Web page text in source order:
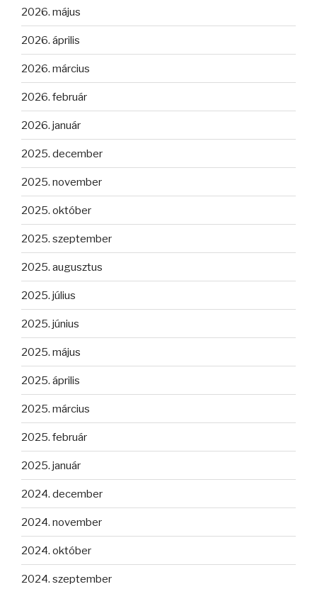
2026. május
2026. április
2026. március
2026. február
2026. január
2025. december
2025. november
2025. október
2025. szeptember
2025. augusztus
2025. július
2025. június
2025. május
2025. április
2025. március
2025. február
2025. január
2024. december
2024. november
2024. október
2024. szeptember